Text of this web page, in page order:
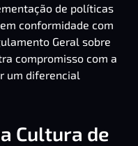
de políticas
conformidade com
Geral sobre
compromisso com a
um diferencial
Cultura de